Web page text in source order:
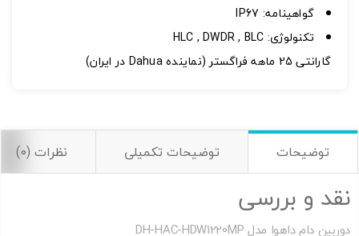
گواهینامه:
IP67
تکنولوژی:
HLC , DWDR , BLC
گارانتی 25 ماهه فراگستر (نماینده Dahua در ایران)
توضیحات توضیحات تکمیلی نظرات (0)
نقد و بررسی
دوربین دام داهوا مدل DH-HAC-HDW1220MP
ارسال